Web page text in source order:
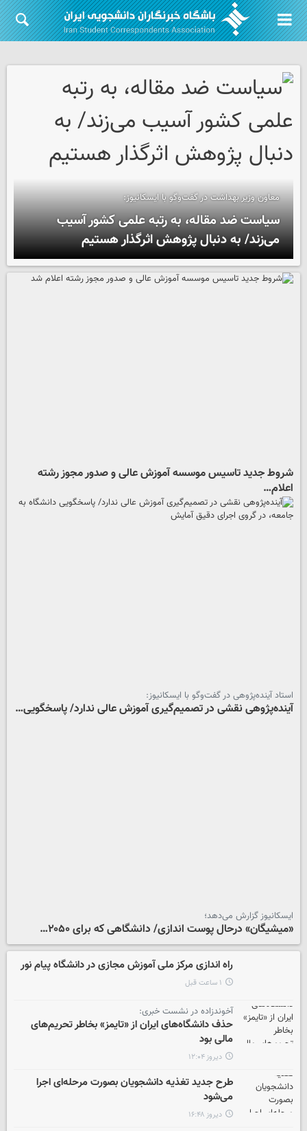
معاون وزیر بهداشت در گفت‌وگو با ایسکانیوز:
سیاست ضد مقاله، به رتبه علمی کشور آسیب
می‌زند/ به دنبال پژوهش اثرگذار هستیم
شروط جدید تاسیس موسسه آموزش عالی و صدور مجوز رشته
اعلام…
استاد آینده‌پژوهی در گفت‎‌وگو با ایسکانیوز:
آینده‌پژوهی نقشی در تصمیم‌گیری آموزش عالی ندارد/ پاسخگویی…
ایسکانیوز گزارش می‌دهد؛
«میشیگان» درحال پوست اندازی/ دانشگاهی که برای ۲۰۵۰…
راه اندازی مرکز ملی آموزش مجازی در دانشگاه پیام نور
۱ ساعت قبل
آخوندزاده در نشست خبری:
حذف دانشگاه‌های ایران از «تایمز» بخاطر تحریم‌های
مالی بود
دیروز ۱۲:۰۴
طرح جدید تغذیه دانشجویان بصورت مرحله‌ای اجرا
می‌شود
دیروز ۱۶:۴۸